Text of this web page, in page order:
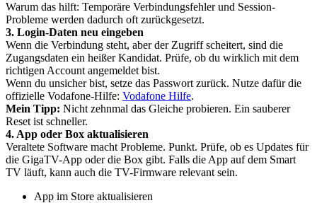
Warum das hilft: Temporäre Verbindungsfehler und Session-
Probleme werden dadurch oft zurückgesetzt.
3. Login-Daten neu eingeben
Wenn die Verbindung steht, aber der Zugriff scheitert, sind die
Zugangsdaten ein heißer Kandidat. Prüfe, ob du wirklich mit dem
richtigen Account angemeldet bist.
Wenn du unsicher bist, setze das Passwort zurück. Nutze dafür die
offizielle Vodafone-Hilfe: Vodafone Hilfe.
Mein Tipp: Nicht zehnmal das Gleiche probieren. Ein sauberer
Reset ist schneller.
4. App oder Box aktualisieren
Veraltete Software macht Probleme. Punkt. Prüfe, ob es Updates für
die GigaTV-App oder die Box gibt. Falls die App auf dem Smart
TV läuft, kann auch die TV-Firmware relevant sein.
App im Store aktualisieren